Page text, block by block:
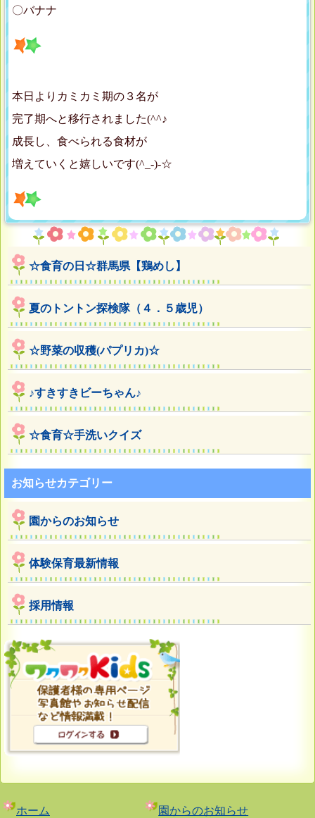
〇バナナ
本日よりカミカミ期の３名が
完了期へと移行されました(^^♪
成長し、食べられる食材が
増えていくと嬉しいです(^_-)-☆
☆食育の日☆群馬県【鶏めし】
夏のトントン探検隊（４．５歳児）
☆野菜の収穫(パプリカ)☆
♪すきすきビーちゃん♪
☆食育☆手洗いクイズ
お知らせカテゴリー
園からのお知らせ
体験保育最新情報
採用情報
ホーム 園からのお知らせ